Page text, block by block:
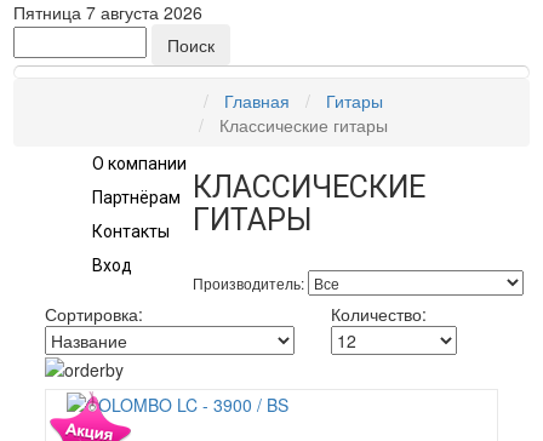
Пятница 7 августа 2026
О компании
Партнёрам
Контакты
Вход
Главная
Гитары
Классические гитары
КЛАССИЧЕСКИЕ
ГИТАРЫ
Производитель:
Сортировка: Количество: